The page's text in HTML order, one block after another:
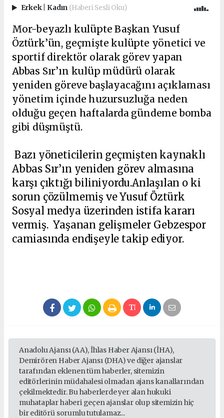
Erkek Kadın (Haberi Sesli Oku)
Mor-beyazlı kulüpte Başkan Yusuf
Öztürk’ün, geçmişte kulüpte yönetici ve
sportif direktör olarak görev yapan
Abbas Sır’ın kulüp müdürü olarak
yeniden göreve başlayacağını açıklaması
yönetim içinde huzursuzluğa neden
olduğu geçen haftalarda gündeme bomba
gibi düşmüştü.
Bazı yöneticilerin geçmişten kaynaklı
Abbas Sır’ın yeniden görev almasına
karşı çıktığı biliniyordu.Anlaşılan o ki
sorun çözülmemiş ve Yusuf Öztürk
Sosyal medya üzerinden istifa kararı
vermiş. Yaşanan gelişmeler Gebzespor
camiasında endişeyle takip ediyor.
Anadolu Ajansı (AA), İhlas Haber Ajansı (İHA),
Demirören Haber Ajansı (DHA) ve diğer ajanslar
tarafından eklenen tüm haberler, sitemizin
editörlerinin müdahalesi olmadan ajans kanallarından
çekilmektedir. Bu haberlerde yer alan hukuki
muhataplar haberi geçen ajanslar olup sitemizin hiç
bir editörü sorumlu tutulamaz...